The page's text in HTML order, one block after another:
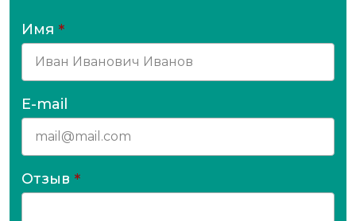
Имя *
E-mail
Отзыв *